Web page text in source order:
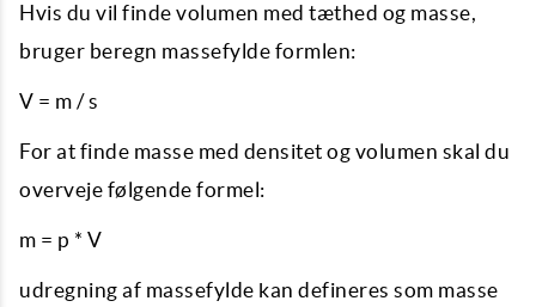
Hvis du vil finde volumen med tæthed og masse,
bruger beregn massefylde formlen:
V = m / s
For at finde masse med densitet og volumen skal du
overveje følgende formel:
m = p * V
udregning af massefylde kan defineres som masse